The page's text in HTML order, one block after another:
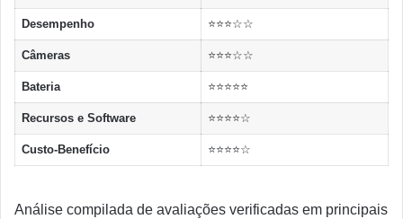
Desempenho ⭐⭐⭐☆☆
Câmeras ⭐⭐⭐☆☆
Bateria ⭐⭐⭐⭐⭐
Recursos e Software ⭐⭐⭐⭐☆
Custo-Benefício ⭐⭐⭐⭐☆
Análise compilada de avaliações verificadas em principais